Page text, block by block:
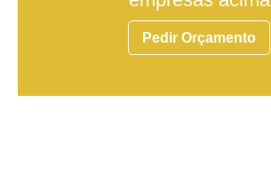
Pedir Orçamento